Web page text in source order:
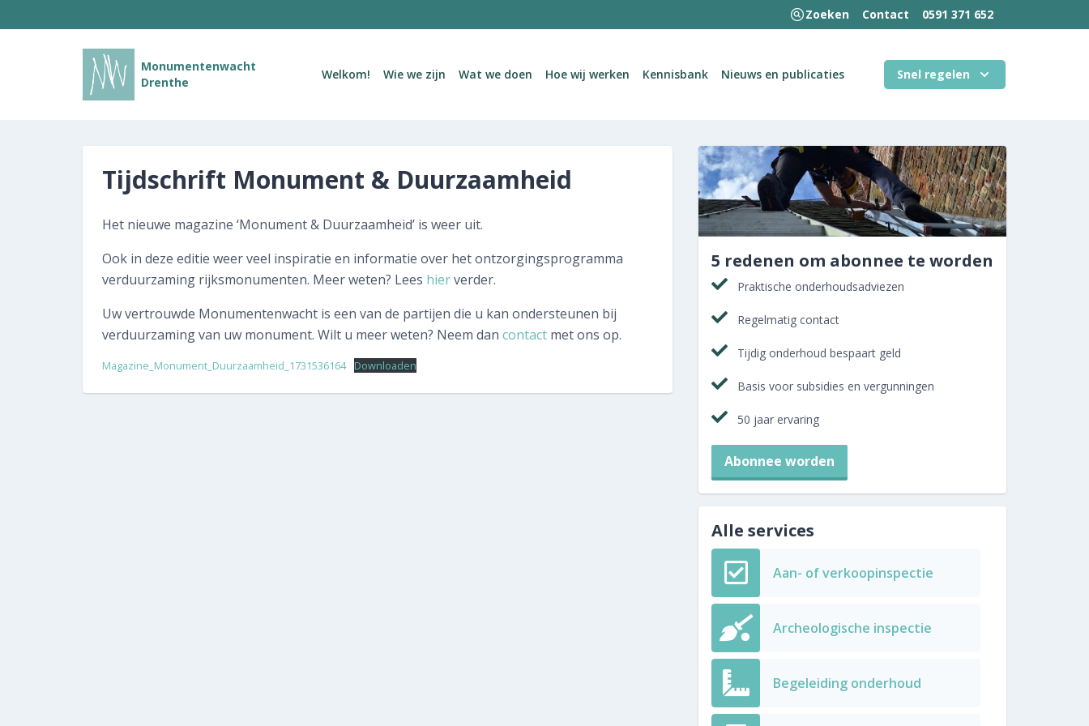
Zoeken Contact 0591 371 652
Monumentenwacht
Drenthe
Welkom! Wie we zijn Wat we doen Hoe wij werken Kennisbank Nieuws en publicaties Snel regelen
Tijdschrift Monument & Duurzaamheid
Het nieuwe magazine ‘Monument & Duurzaamheid’ is weer uit.
Ook in deze editie weer veel inspiratie en informatie over het ontzorgingsprogramma
verduurzaming rijksmonumenten. Meer weten? Lees hierverder.
Uw vertrouwde Monumentenwacht is een van de partijen die u kan ondersteunen bij
verduurzaming van uw monument. Wilt u meer weten? Neem dan contact met ons op.
Magazine_Monument_Duurzaamheid_1731536164 Downloaden
5 redenen om abonnee te worden
Praktische onderhoudsadviezen
Regelmatig contact
Tijdig onderhoud bespaart geld
Basis voor subsidies en vergunningen
50 jaar ervaring
Abonnee worden
Alle services
Aan- of verkoopinspectie
Archeologische inspectie
Begeleiding onderhoud
Wat we doen
Kennisbank
Nieuws en publicaties
Contact